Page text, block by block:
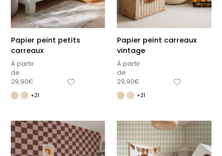
Papier peint petits
carreaux
À partir
de
29,90€
+21
Papier peint carreaux
vintage
À partir
de
29,90€
+21